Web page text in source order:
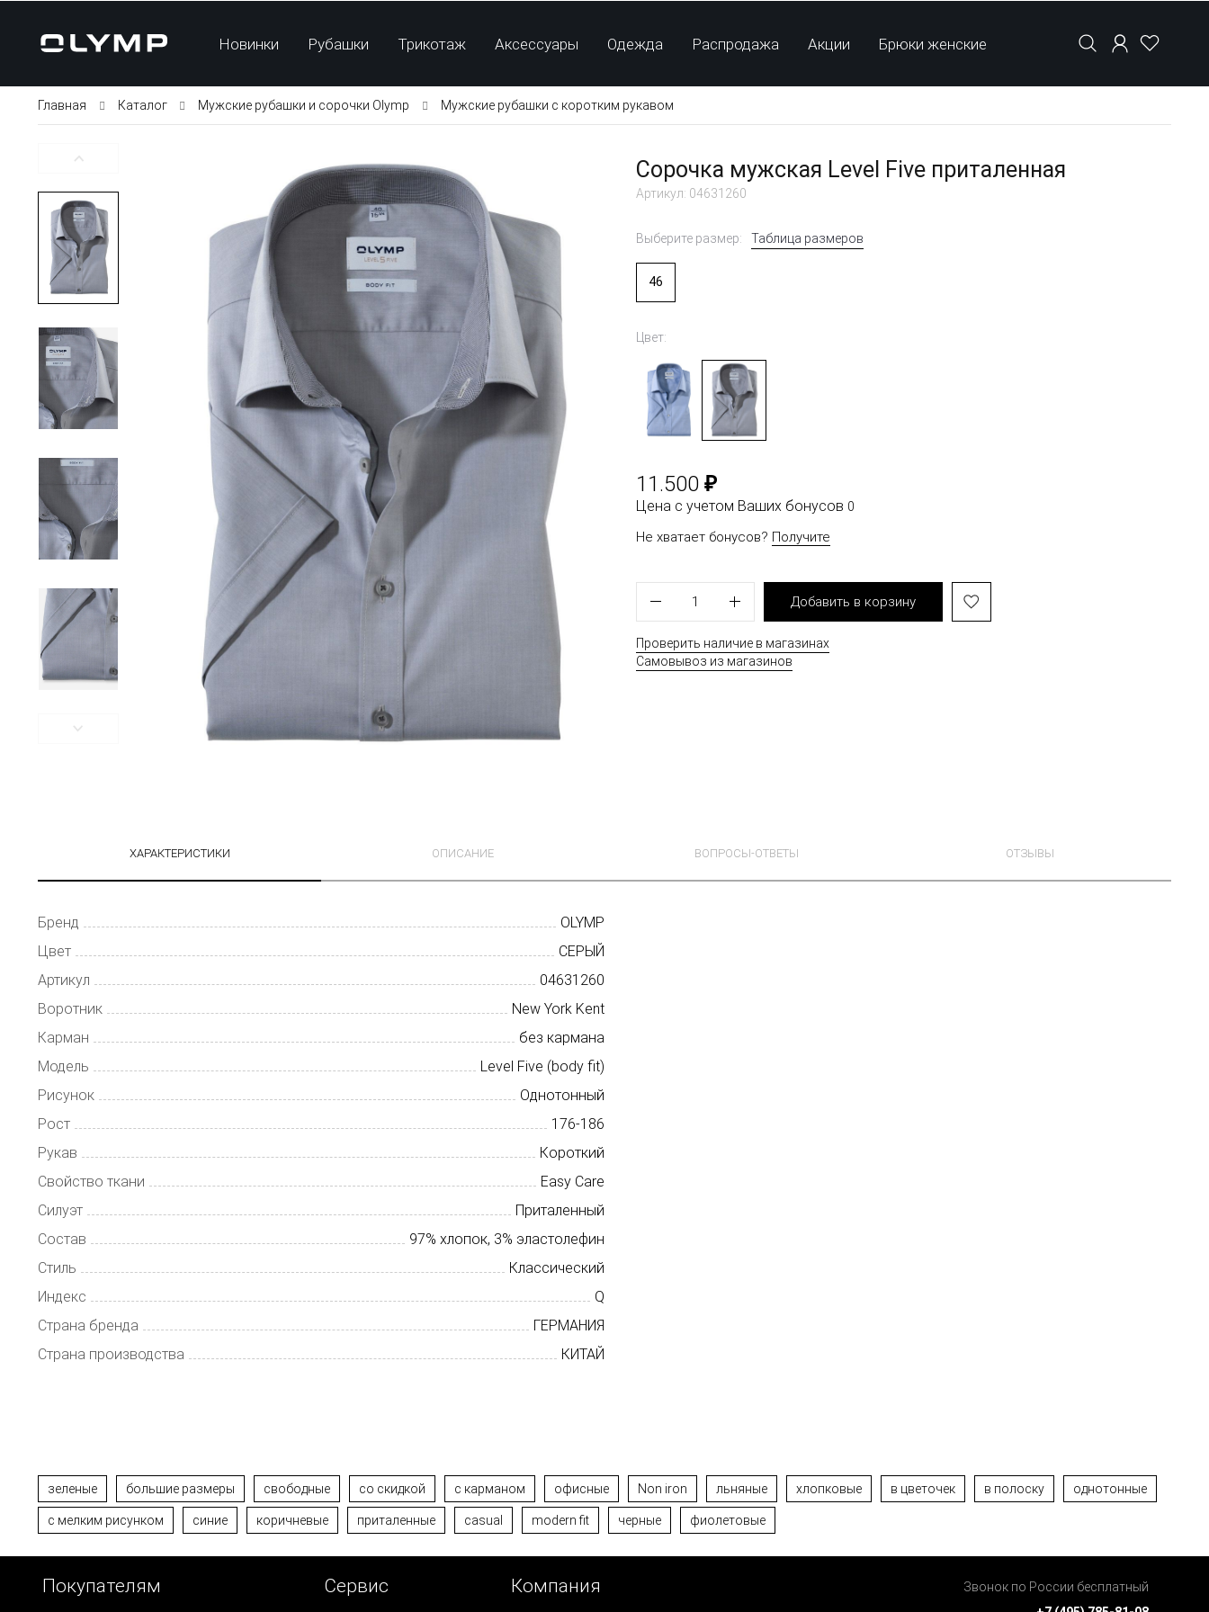
Новинки Рубашки Трикотаж Аксессуары Одежда Распродажа Акции Брюки женские
Главная Каталог Мужские рубашки и сорочки Olymp Мужские рубашки с коротким рукавом
Сорочка мужская Level Five приталенная
Артикул: 04631260
Выберите размер: Таблица размеров
46
Цвет:
11.500 ₽
Цена с учетом Ваших бонусов 0
Не хватает бонусов? Получите
1 Добавить в корзину
Проверить наличие в магазинах
Самовывоз из магазинов
ХАРАКТЕРИСТИКИ ОПИСАНИЕ ВОПРОСЫ-ОТВЕТЫ ОТЗЫВЫ
Бренд
OLYMP
Цвет
СЕРЫЙ
Артикул
04631260
Воротник
New York Kent
Карман
без кармана
Модель
Level Five (body fit)
Рисунок
Однотонный
Рост
176-186
Рукав
Короткий
Свойство ткани
Easy Care
Силуэт
Приталенный
Состав
97% хлопок, 3% эластолефин
Стиль
Классический
Индекс
Q
Страна бренда
ГЕРМАНИЯ
Страна производства
КИТАЙ
зеленые большие размеры свободные со скидкой с карманом офисные Non iron льняные хлопковые в цветочек в полоску однотонные
с мелким рисунком синие коричневые приталенные casual modern fit черные фиолетовые
Покупателям Сервис Компания
Звонок по России бесплатный